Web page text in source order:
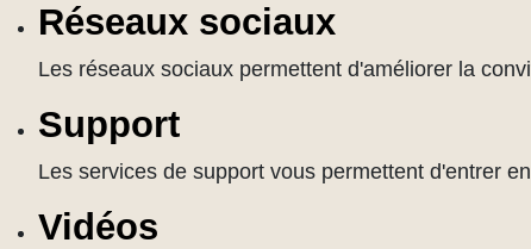
Réseaux sociaux
Les réseaux sociaux permettent d'améliorer la
Support
Les services de support vous permettent d'entrer
Vidéos